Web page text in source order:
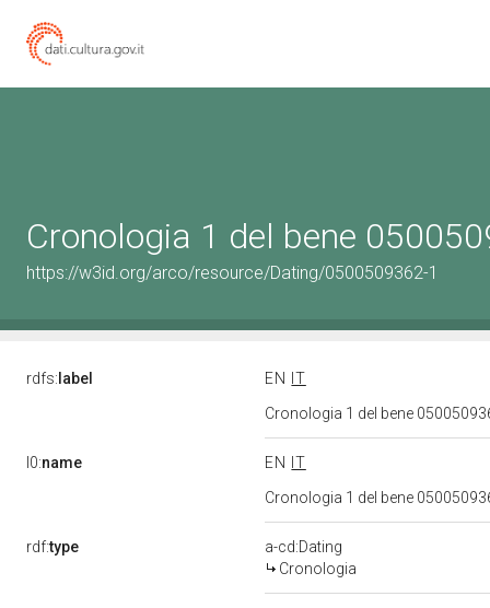
Cronologia 1 del bene
https://w3id.org/arco/resource/Dating/0500509362-1
rdfs: label EN
IT
Cronologia 1 del bene
l0:name EN
IT
Cronologia 1 del bene
rdf:type
a-cd:Dating
Cronologia